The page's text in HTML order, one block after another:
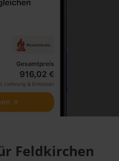
Feldkirchen